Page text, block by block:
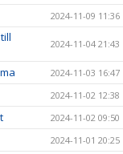
2024-11-09 11:36
2024-11-04 21:43
2024-11-03 16:47
2024-11-02 12:38
2024-11-02 09:50
2024-11-01 20:25